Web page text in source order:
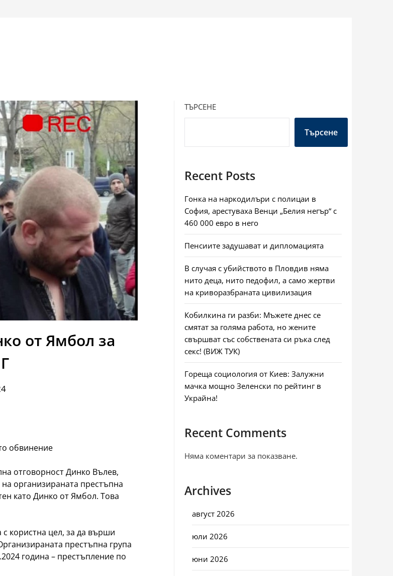
от Ямбол за
обвинение
отговорност Динко Вълев,
организираната престъпна
като Динко от Ямбол. Това
користна цел, за да върши
престъпна група
година – престъпление по
ТЪРСЕНЕ
Търсене
Recent Posts
Гонка на наркодилъри с полицаи в
София, арестуваха Венци „Белия негър“ с
460 000 евро в него
Пенсиите задушават и дипломацията
В случая с убийството в Пловдив няма
нито деца, нито педофил, а само жертви
на криворазбраната цивилизация
Кобилкина ги разби: Мъжете днес се
смятат за голяма работа, но жените
свършват със собствената си ръка след
секс! (ВИЖ ТУК)
Гореща социология от Киев: Залужни
мачка мощно Зеленски по рейтинг в
Украйна!
Recent Comments
Няма коментари за показване.
Archives
август 2026
юли 2026
юни 2026